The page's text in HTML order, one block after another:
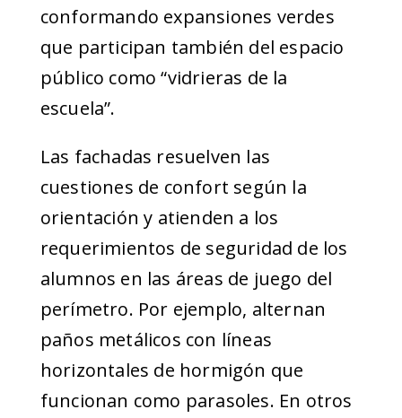
conformando expansiones verdes
que participan también del espacio
público como “vidrieras de la
escuela”.
Las fachadas resuelven las
cuestiones de confort según la
orientación y atienden a los
requerimientos de seguridad de los
alumnos en las áreas de juego del
perímetro. Por ejemplo, alternan
paños metálicos con líneas
horizontales de hormigón que
funcionan como parasoles. En otros